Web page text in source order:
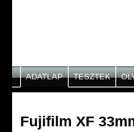
ADATLAP TESZTEK
Fujifilm XF